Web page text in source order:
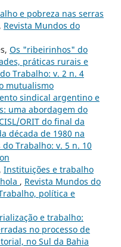
e pobreza nas serras
, Revista Mundos do
Os "ribeirinhos" do
práticas rurais e
Trabalho: v. 2 n. 4
mutualismo
sindical argentino e
uma abordagem do
ORIT do final da
década de 1980 na
Trabalho: v. 5 n. 10
Instituições e trabalho
, Revista Mundos do
política e
e trabalho:
no processo de
no Sul da Bahia